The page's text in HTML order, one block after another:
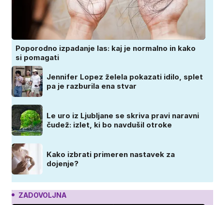
Poporodno izpadanje las: kaj je normalno in kako
si pomagati
Jennifer Lopez želela pokazati idilo, splet
pa je razburila ena stvar
Le uro iz Ljubljane se skriva pravi naravni
čudež: izlet, ki bo navdušil otroke
Kako izbrati primeren nastavek za
dojenje?
ZADOVOLJNA